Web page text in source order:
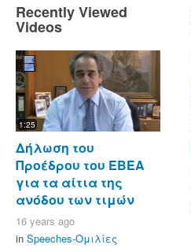
Recently Viewed
Videos
1:25
Δήλωση του
Προέδρου του ΕΒΕΑ
για τα αίτια της
ανόδου των τιμών
16 years ago
in Speeches-Ομιλίες